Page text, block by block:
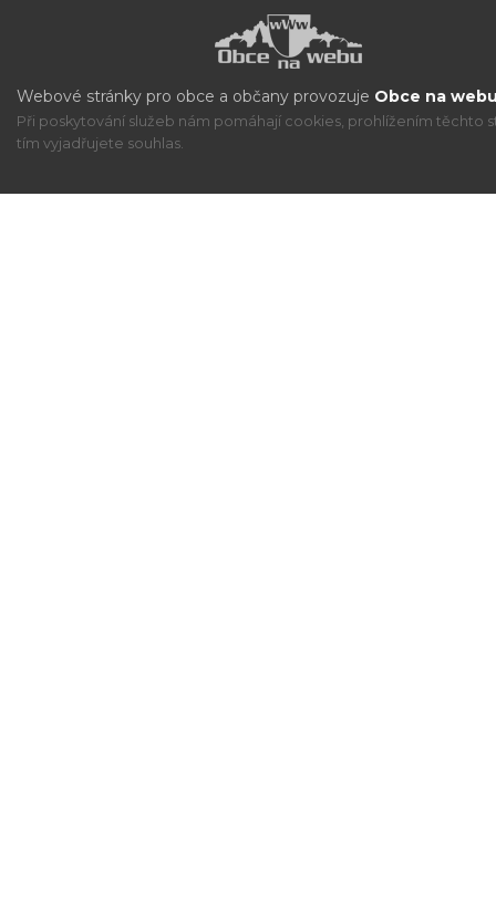
Webové stránky pro obce a občany provozuje Obce na
Při poskytování služeb nám pomáhají cookies, prohlížením těchto
tím vyjadřujete souhlas.